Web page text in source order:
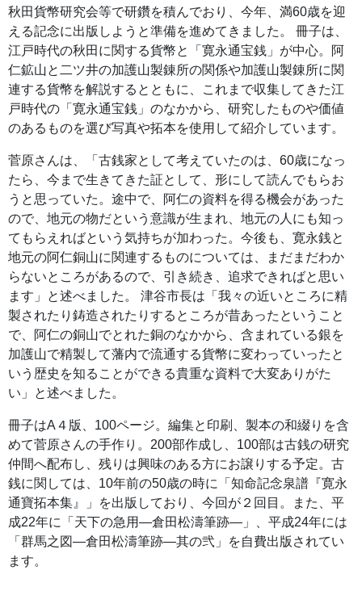
秋田貨幣研究会等で研鑽を積んでおり、今年、満60歳を迎
える記念に出版しようと準備を進めてきました。 冊子は、
江戸時代の秋田に関する貨幣と「寛永通宝銭」が中心。阿
仁鉱山と二ツ井の加護山製錬所の関係や加護山製錬所に関
連する貨幣を解説するとともに、これまで収集してきた江
戸時代の「寛永通宝銭」のなかから、研究したものや価値
のあるものを選び写真や拓本を使用して紹介しています。
菅原さんは、「古銭家として考えていたのは、60歳になっ
たら、今まで生きてきた証として、形にして読んでもらお
うと思っていた。途中で、阿仁の資料を得る機会があった
ので、地元の物だという意識が生まれ、地元の人にも知っ
てもらえればという気持ちが加わった。今後も、寛永銭と
地元の阿仁銅山に関連するものについては、まだまだわか
らないところがあるので、引き続き、追求できればと思い
ます」と述べました。 津谷市長は「我々の近いところに精
製されたり鋳造されたりするところが昔あったということ
で、阿仁の銅山でとれた銅のなかから、含まれている銀を
加護山で精製して藩内で流通する貨幣に変わっていったと
いう歴史を知ることができる貴重な資料で大変ありがた
い」と述べました。
冊子はA４版、100ページ。編集と印刷、製本の和綴りを含
めて菅原さんの手作り。200部作成し、100部は古銭の研究
仲間へ配布し、残りは興味のある方にお譲りする予定。古
銭に関しては、10年前の50歳の時に「知命記念泉譜『寛永
通寶拓本集』」を出版しており、今回が２回目。また、平
成22年に「天下の急用―倉田松濤筆跡―」、平成24年には
「群馬之図―倉田松濤筆跡―其の弐」を自費出版されてい
ます。